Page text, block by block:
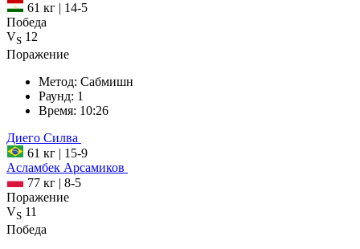
61 кг | 14-5
Победа
VS 12
Поражение
Метод: Сабмишн
Раунд: 1
Время: 10:26
Диего Силва
61 кг | 15-9
Асламбек Арсамиков
77 кг | 8-5
Поражение
VS 11
Победа